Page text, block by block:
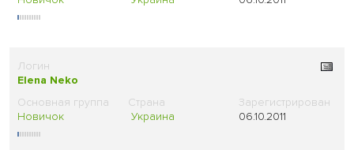
Elena Neko
Новичок Украина 06.10.2011